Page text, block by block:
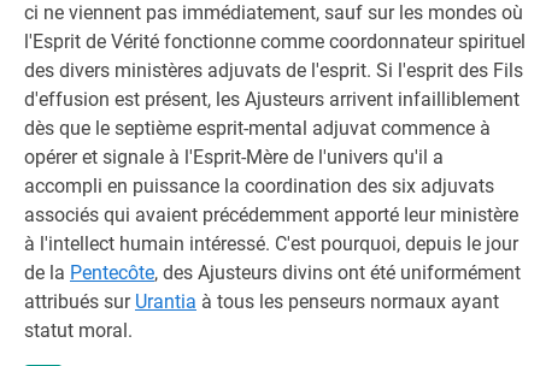
ci ne viennent pas immédiatement, sauf sur les mondes où
l'Esprit de Vérité fonctionne comme coordonnateur spirituel
des divers ministères adjuvats de l'esprit. Si l'esprit des Fils
d'effusion est présent, les Ajusteurs arrivent infailliblement
dès que le septième esprit-mental adjuvat commence à
opérer et signale à l'Esprit-Mère de l'univers qu'il a
accompli en puissance la coordination des six adjuvats
associés qui avaient précédemment apporté leur ministère
à l'intellect humain intéressé. C'est pourquoi, depuis le jour
de la Pentecôte, des Ajusteurs divins ont été uniformément
attribués sur Urantia à tous les penseurs normaux ayant
statut moral.